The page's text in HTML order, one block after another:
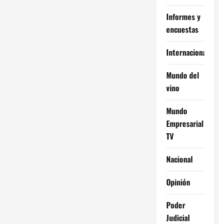
Informes y
encuestas
Internacional
Mundo del
vino
Mundo
Empresarial
TV
Nacional
Opinión
Poder
Judicial